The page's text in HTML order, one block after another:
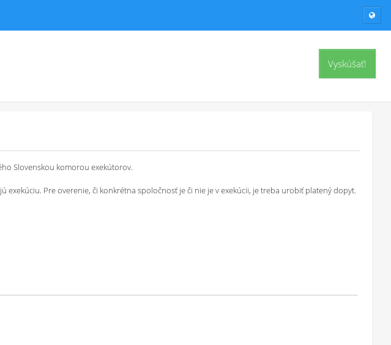
Vyskúšať!
Slovenskou komorou exekútorov.
Pre overenie, či konkrétna spoločnosť je či nie je v exekúcii, je treba urobiť platený dopyt.